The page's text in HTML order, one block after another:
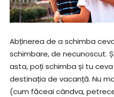
Abținerea de a schimba
schimbare, de necunoscut.
asta, poți schimba și tu
destinația de vacanță. Nu
(cum făceai cândva,